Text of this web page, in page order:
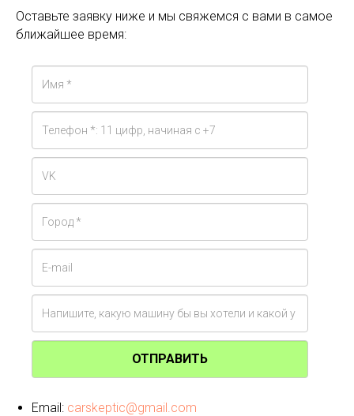
Оставьте заявку ниже и мы свяжемся с вами в самое
ближайшее время:
ОТПРАВИТЬ
Email: carskeptic@gmail.com